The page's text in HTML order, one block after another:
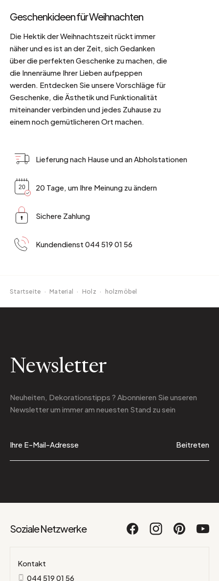
Geschenkideen für Weihnachten
Die Hektik der Weihnachtszeit rückt immer
näher und es ist an der Zeit, sich Gedanken
über die perfekten Geschenke zu machen, die
die Innenräume Ihrer Lieben aufpeppen
werden. Entdecken Sie unsere Vorschläge für
Geschenke, die Ästhetik und Funktionalität
miteinander verbinden und jedes Zuhause zu
einem noch gemütlicheren Ort machen.
Lieferung nach Hause und an Abholstationen
20 Tage, um Ihre Meinung zu ändern
Sichere Zahlung
Kundendienst 044 519 01 56
Startseite · Material · Holz · holzmöbel
Newsletter
Neuheiten, Dekorationstipps ? Abonnieren Sie unseren
Newsletterum immer am neuesten Stand zu sein
Beitreten
Soziale Netzwerke
Kontakt
044 519 01 56